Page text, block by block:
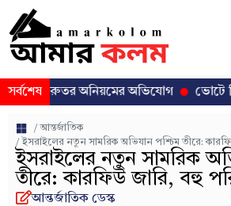
সর্বশেষ
গুরুতর অনিয়মের অভিযোগ ভোটে বিজয়ের
/আন্তর্জাতিক
/ ইসরাইলের নতুন সামরিক অভিযান পশ্চিম তীরে:
ইসরাইলের নতুন সামরিক
তীরে: কারফিউ জারি, বহু
আন্তর্জাতিক ডেস্ক